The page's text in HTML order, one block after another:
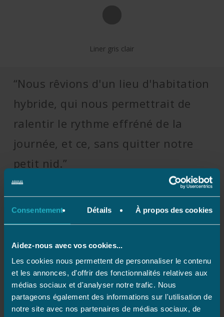
Consentement Détails À propos des cookies
Aidez-nous avec vos cookies...
Les cookies nous permettent de personnaliser le contenu
et les annonces, d'offrir des fonctionnalités relatives aux
médias sociaux et d'analyser notre trafic. Nous
partageons également des informations sur l'utilisation de
notre site avec nos partenaires de médias sociaux, de
Liner gris clair
“Nous rêvions d'un lieu d'habitation
hybride, qui nous permettrait de
ralentir le rythme effréné de la
journée, et ce, sans quitter notre
petit nid.”
Une piscine adaptée aux besoins d’un couple avec ses
dimensions de 5 × 2 m pour 1,40 m de profondeur, un accès
au bain aisé qui se fait via un escalier toutes largeurs
(Largeo), un liner gris clair pour un rendu d’eau digne des